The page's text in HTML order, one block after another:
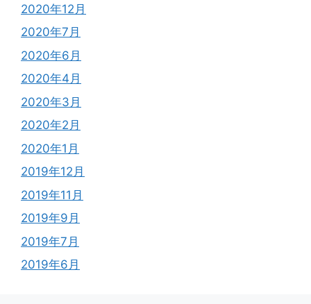
2020年12月
2020年7月
2020年6月
2020年4月
2020年3月
2020年2月
2020年1月
2019年12月
2019年11月
2019年9月
2019年7月
2019年6月